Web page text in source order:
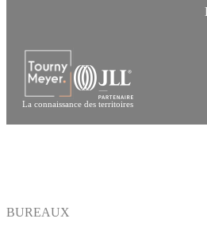
La connaissance des territoires
BUREAUX